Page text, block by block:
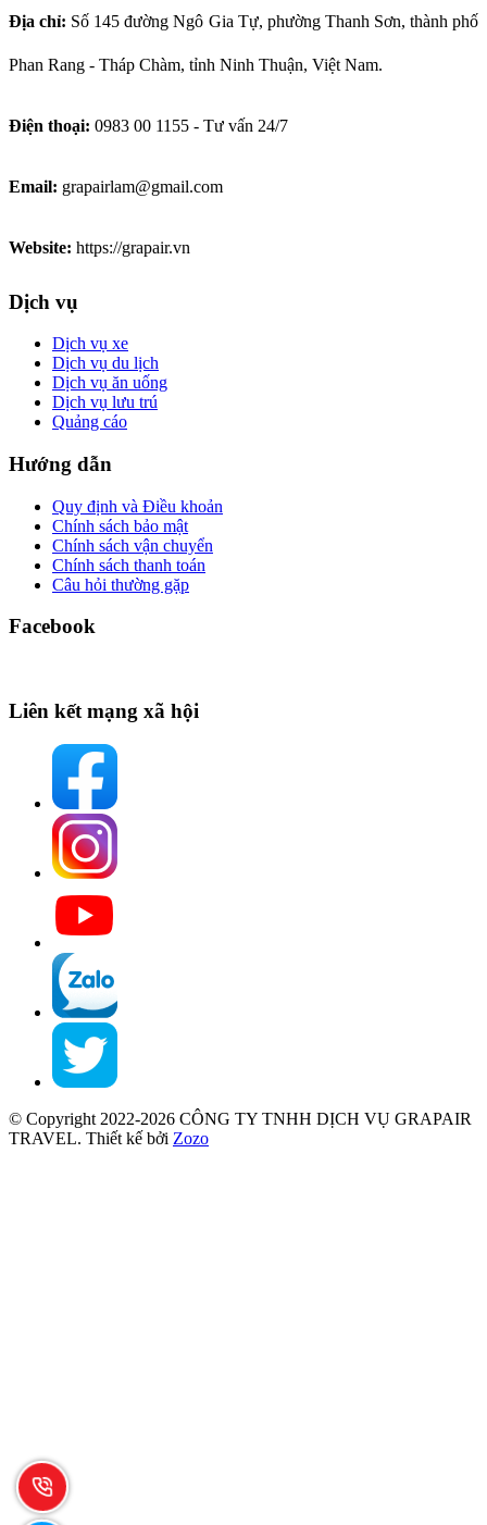
Địa chỉ: Số 145 đường Ngô Gia Tự, phường Thanh Sơn, thành phố
Phan Rang - Tháp Chàm, tỉnh Ninh Thuận, Việt Nam.
Điện thoại: 0983 00 1155 - Tư vấn 24/7
Email: grapairlam@gmail.com
Website: https://grapair.vn
Dịch vụ
Dịch vụ xe
Dịch vụ du lịch
Dịch vụ ăn uống
Dịch vụ lưu trú
Quảng cáo
Hướng dẫn
Quy định và Điều khoản
Chính sách bảo mật
Chính sách vận chuyển
Chính sách thanh toán
Câu hỏi thường gặp
Facebook
Liên kết mạng xã hội
© Copyright 2022-2026 CÔNG TY TNHH DỊCH VỤ GRAPAIR
TRAVEL. Thiết kế bởi Zozo